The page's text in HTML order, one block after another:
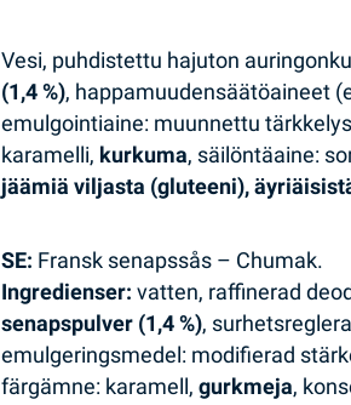
Vesi, puhdistettu hajuton
(1,4 %), happamuudensäätöaineet
emulgointiaine: muunnettu
karamelli, kurkuma, säilöntäaine:
jäämiä viljasta (gluteeni),
SE: Fransk senapssås – Chumak.
Ingredienser:vatten, raffinerad
senapspulver (1,4 %),
emulgeringsmedel: modifierad
färgämne: karamell,gurkmeja,